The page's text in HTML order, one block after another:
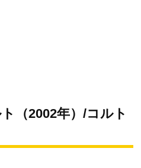
（2002年）/コルト